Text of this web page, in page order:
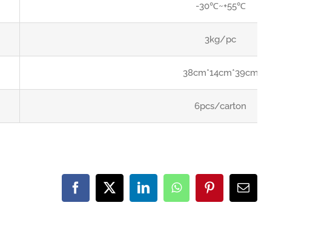
-30℃~+55℃
3kg/pc
38cm*14cm*39cm
6pcs/carton
FacebookTwitterLinkedInWhatsAppPinterestEmail